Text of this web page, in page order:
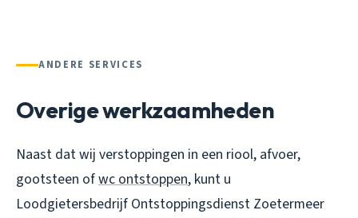
ANDERE SERVICES
Overige werkzaamheden
Naast dat wij verstoppingen in een riool, afvoer,
gootsteen ofwc ontstoppen, kunt u
Loodgietersbedrijf Ontstoppingsdienst Zoetermeer